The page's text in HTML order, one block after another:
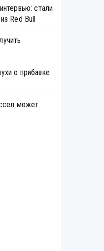
стали
Red Bull
о прибавке
может